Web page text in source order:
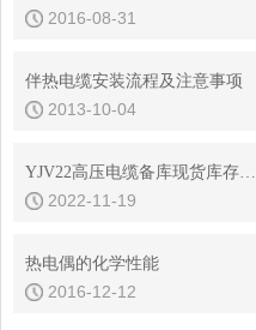
2016-08-31
伴热电缆安装流程及注意事项
2013-10-04
YJV22高压电缆备库现货库存查询
2022-11-19
热电偶的化学性能
2016-12-12